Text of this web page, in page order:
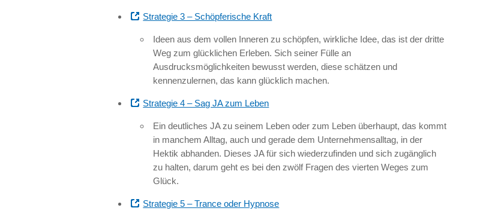
Strategie 3 – Schöpferische Kraft
Ideen aus dem vollen Inneren zu schöpfen, wirkliche Idee, das ist der dritte
Weg zum glücklichen Erleben. Sich seiner Fülle an
Ausdrucksmöglichkeiten bewusst werden, diese schätzen und
kennenzulernen, das kann glücklich machen.
Strategie 4 – Sag JA zum Leben
Ein deutliches JA zu seinem Leben oder zum Leben überhaupt, das kommt
in manchem Alltag, auch und gerade dem Unternehmensalltag, in der
Hektik abhanden. Dieses JA für sich wiederzufinden und sich zugänglich
zu halten, darum geht es bei den zwölf Fragen des vierten Weges zum
Glück.
Strategie 5 – Trance oder Hypnose